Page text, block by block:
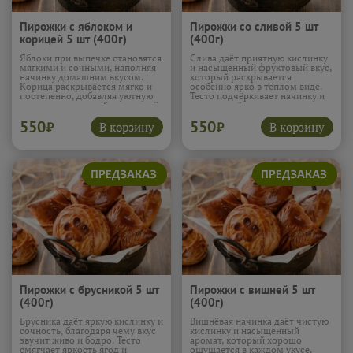
Пирожки с яблоком и
корицей 5 шт (400г)
Яблоки при выпечке становятся
мягкими и сочными, наполняя
начинку домашним вкусом.
Корица раскрывается мягко и
постепенно, добавляя уютную
пряность и тепло. Тесто создаёт
нежную текстуру, и эти
пирожки особенно хороши к
вечернему чаю.Подробнее...
550₽ В корзину
Пирожки со сливой 5 шт
(400г)
Слива даёт приятную кислинку
и насыщенный фруктовый вкус,
который раскрывается
особенно ярко в тёплом виде.
Тесто подчёркивает начинку и
смягчает её яркость, создавая
ровный баланс. Эти пирожки
приятно освежают и оставляют
лёгкое фруктовое послевкусие.
550₽ В корзину
Пирожки с брусникой 5 шт
(400г)
Брусника даёт яркую кислинку и
сочность, благодаря чему вкус
звучит живо и бодро. Тесто
смягчает яркость ягод и
Пирожки с вишней 5 шт
(400г)
Вишнёвая начинка даёт чистую
кислинку и насыщенный
аромат, который хорошо
ощущается в каждом укусе.